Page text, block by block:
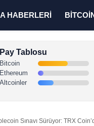
HABERLERİ
Pay Tablosu
Bitcoin
Ethereum
Altcoinler
Sınavı Sürüyor: TRX